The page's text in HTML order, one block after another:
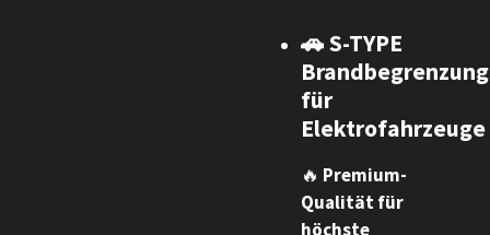
🚗 S-TYPE
für
Elektrofahrzeuge
🔥 Premium-
Qualität für
höchste